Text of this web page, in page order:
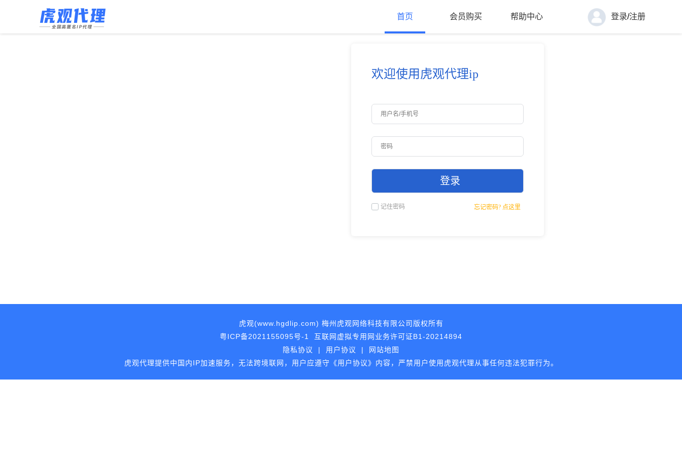
首页 会员购买 帮助中心 登录/注册
欢迎使用虎观代理ip
记住密码 忘记密码? 点这里
虎观(www.hgdlip.com) 梅州虎观网络科技有限公司版权所有
粤ICP备2021155095号-1
互联网虚拟专用网业务许可证B1-20214894
隐私协议
| 用户协议 |
网站地图
虎观代理提供中国内IP加速服务，无法跨境联网，用户应遵守《用户协议》内容，严禁用户使用虎观代理从事任何违法犯罪行为。